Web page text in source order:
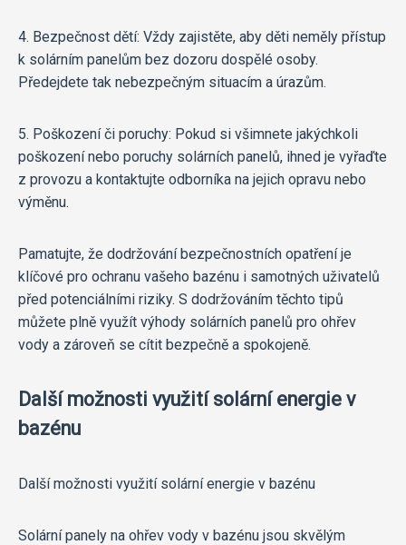
4. Bezpečnost dětí: Vždy zajistěte, aby děti neměly přístup
k solárním panelům bez dozoru dospělé osoby.
Předejdete tak nebezpečným situacím a úrazům.
5. Poškození či poruchy: Pokud si všimnete jakýchkoli
poškození nebo poruchy solárních panelů, ihned je vyřaďte
z provozu a kontaktujte odborníka na jejich opravu nebo
výměnu.
Pamatujte, že dodržování bezpečnostních opatření je
klíčové pro ochranu vašeho bazénu i samotných uživatelů
před potenciálními riziky. S dodržováním těchto tipů
můžete plně využít výhody solárních panelů pro ohřev
vody a zároveň se cítit bezpečně a spokojeně.
Další možnosti využití solární energie v
bazénu
Další možnosti využití solární energie v bazénu
Solární panely na ohřev vody v bazénu jsou skvělým